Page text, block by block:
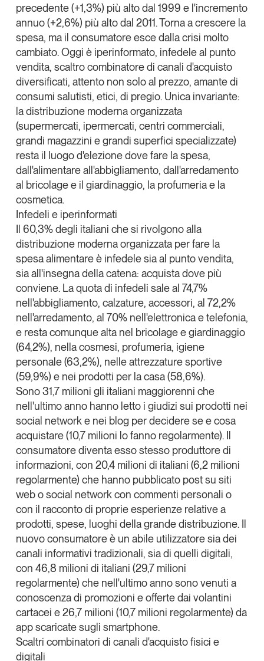
Eventi e formazione
Tutti gli appuntamenti
Chi siamo
Newsletter
Contatti
Tendenze Journal
La nostra newsletter nella tua email
Iscriviti
Un anno di
Tendenze2026
Leggi il magazine
Tendenze è il magazine di GS1 Italy che racconta in
modo indipendente il cambiamento e le sfide del largo
consumo e dell’economia a professionisti e
consumatori
GS1 Italy GS1 Italy GS1 Italy
Tendenze
GS1 Italy
precedente (+1,3%) più alto dal 1999 e l'incremento
annuo (+2,6%) più alto dal 2011. Torna a crescere la
spesa, ma il consumatore esce dalla crisi molto
cambiato. Oggi è iperinformato, infedele al punto
vendita, scaltro combinatore di canali d'acquisto
diversificati, attento non solo al prezzo, amante di
consumi salutisti, etici, di pregio. Unica invariante:
la distribuzione moderna organizzata
(supermercati, ipermercati, centri commerciali,
grandi magazzini e grandi superfici specializzate)
resta il luogo d'elezione dove fare la spesa,
dall'alimentare all'abbigliamento, dall'arredamento
al bricolage e il giardinaggio, la profumeria e la
cosmetica.
Infedeli e iperinformati
Il 60,3% degli italiani che si rivolgono alla
distribuzione moderna organizzata per fare la
spesa alimentare è infedele sia al punto vendita,
sia all'insegna della catena: acquista dove più
conviene. La quota di infedeli sale al 74,7%
nell'abbigliamento, calzature, accessori, al 72,2%
nell'arredamento, al 70% nell'elettronica e telefonia,
e resta comunque alta nel bricolage e giardinaggio
(64,2%), nella cosmesi, profumeria, igiene
personale (63,2%), nelle attrezzature sportive
(59,9%) e nei prodotti per la casa (58,6%).
Sono 31,7 milioni gli italiani maggiorenni che
nell'ultimo anno hanno letto i giudizi sui prodotti nei
social network e nei blog per decidere se e cosa
acquistare(10,7 milioni lo fanno regolarmente). Il
consumatore diventa esso stesso produttore di
informazioni, con 20,4 milioni di italiani (6,2 milioni
regolarmente) che hanno pubblicato post su siti
web o social network con commenti personali o
con il racconto di proprie esperienze relative a
prodotti, spese, luoghi della grande distribuzione. Il
nuovo consumatore è un abile utilizzatore sia dei
canali informativi tradizionali, sia di quelli digitali,
con 46,8 milioni di italiani (29,7 milioni
regolarmente) che nell'ultimo anno sono venuti a
conoscenza di promozioni e offerte dai volantini
cartacei e 26,7 milioni (10,7 milioni regolarmente) da
app scaricate sugli smartphone.
Scaltri combinatori di canali d'acquisto fisici e
digitali